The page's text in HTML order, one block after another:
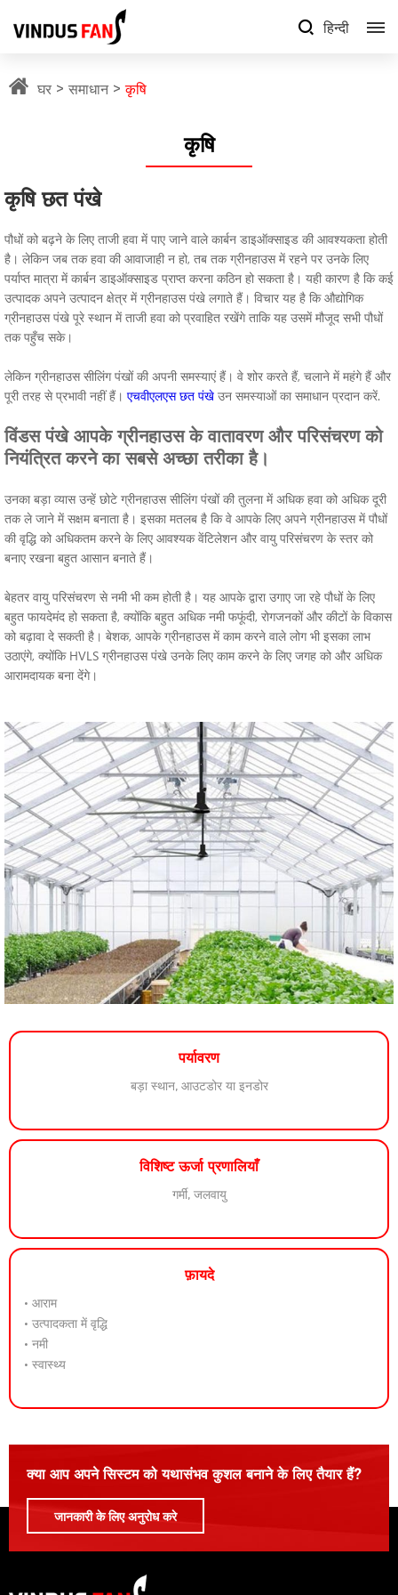
हिन्दी
घर समाधान कृषि
कृषि
कृषि छत पंखे
पौधों को बढ़ने के लिए ताजी हवा में पाए जाने वाले कार्बन डाइऑक्साइड की आवश्यकता होती
है। लेकिन जब तक हवा की आवाजाही न हो, तब तक ग्रीनहाउस में रहने पर उनके लिए
पर्याप्त मात्रा में कार्बन डाइऑक्साइड प्राप्त करना कठिन हो सकता है। यही कारण है कि कई
उत्पादक अपने उत्पादन क्षेत्र में ग्रीनहाउस पंखे लगाते हैं। विचार यह है कि औद्योगिक
ग्रीनहाउस पंखे पूरे स्थान में ताजी हवा को प्रवाहित रखेंगे ताकि यह उसमें मौजूद सभी पौधों
तक पहुँच सके।
लेकिन ग्रीनहाउस सीलिंग पंखों की अपनी समस्याएं हैं। वे शोर करते हैं, चलाने में महंगे हैं और
पूरी तरह से प्रभावी नहीं हैं। एचवीएलएस छत पंखेउन समस्याओं का समाधान प्रदान करें.
विंडस पंखे आपके ग्रीनहाउस के वातावरण और परिसंचरण को
नियंत्रित करने का सबसे अच्छा तरीका है।
उनका बड़ा व्यास उन्हें छोटे ग्रीनहाउस सीलिंग पंखों की तुलना में अधिक हवा को अधिक दूरी
तक ले जाने में सक्षम बनाता है। इसका मतलब है कि वे आपके लिए अपने ग्रीनहाउस में पौधों
की वृद्धि को अधिकतम करने के लिए आवश्यक वेंटिलेशन और वायु परिसंचरण के स्तर को
बनाए रखना बहुत आसान बनाते हैं।
बेहतर वायु परिसंचरण से नमी भी कम होती है। यह आपके द्वारा उगाए जा रहे पौधों के लिए
बहुत फायदेमंद हो सकता है, क्योंकि बहुत अधिक नमी फफूंदी, रोगजनकों और कीटों के विकास
को बढ़ावा दे सकती है। बेशक, आपके ग्रीनहाउस में काम करने वाले लोग भी इसका लाभ
उठाएंगे, क्योंकि HVLS ग्रीनहाउस पंखे उनके लिए काम करने के लिए जगह को और अधिक
आरामदायक बना देंगे।
पर्यावरण
बड़ा स्थान, आउटडोर या इनडोर
विशिष्ट ऊर्जा प्रणालियाँ
गर्मी, जलवायु
फ़ायदे
• आराम
• उत्पादकता में वृद्धि
• नमी
• स्वास्थ्य
क्या आप अपने सिस्टम को यथासंभव कुशल बनाने के लिए तैयार हैं?
जानकारी के लिए अनुरोध करे